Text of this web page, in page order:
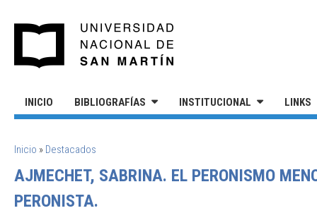
INICIO BIBLIOGRAFÍAS INSTITUCIONAL LINKS
SE ENCUENTRA USTED AQUÍ
Inicio » Destacados
AJMECHET, SABRINA. EL PERONISMO
PERONISTA.